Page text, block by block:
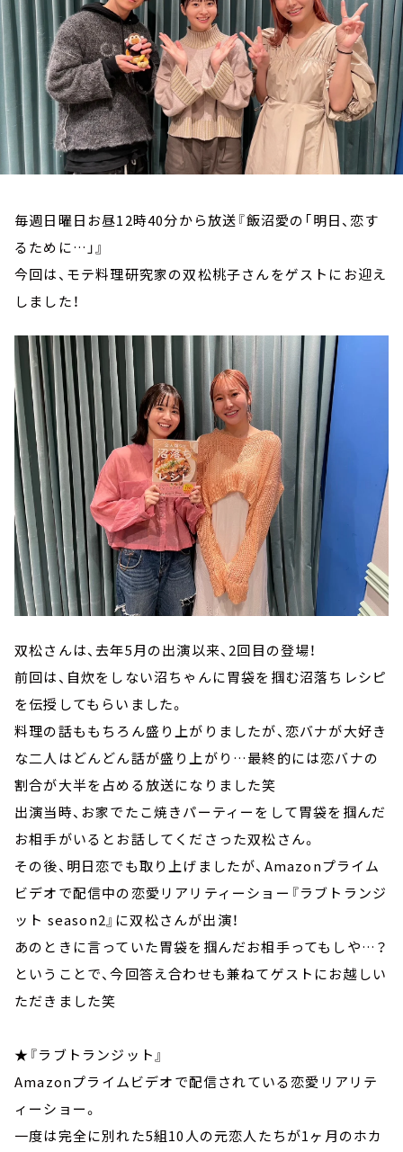
毎週日曜日お昼12時40分から放送『飯沼愛の「明日、恋す
るために…」』
今回は、モテ料理研究家の双松桃子さんをゲストにお迎え
しました！
双松さんは、去年5月の出演以来、2回目の登場！
前回は、自炊をしない沼ちゃんに胃袋を掴む沼落ちレシピ
を伝授してもらいました。
料理の話ももちろん盛り上がりましたが、恋バナが大好き
な二人はどんどん話が盛り上がり…最終的には恋バナの
割合が大半を占める放送になりました笑
出演当時、お家でたこ焼きパーティーをして胃袋を掴んだ
お相手がいるとお話してくださった双松さん。
その後、明日恋でも取り上げましたが、Amazonプライム
ビデオで配信中の恋愛リアリティーショー『ラブトランジ
ット season2』に双松さんが出演！
あのときに言っていた胃袋を掴んだお相手ってもしや…？
ということで、今回答え合わせも兼ねてゲストにお越しい
ただきました笑
★『ラブトランジット』
Amazonプライムビデオで配信されている恋愛リアリテ
ィーショー。
一度は完全に別れた5組10人の元恋人たちが1ヶ月のホカ